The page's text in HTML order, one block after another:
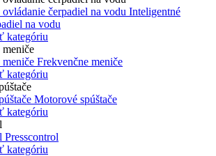
Inteligentné
na vodu
kategóriu
Frekvenčne meniče
kategóriu
Motorové spúštače
kategóriu
Presscontrol
kategóriu